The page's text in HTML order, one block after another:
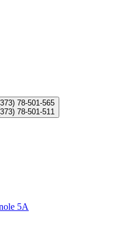
78-501-565
78-501-511
5A